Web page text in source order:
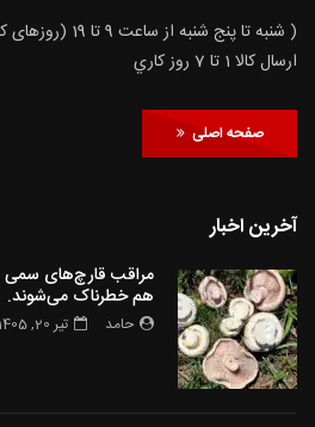
( شنبه تا پنج شنبه از ساعت 9 تا 19 (روزهای کاری))
ارسال كالا 1 تا 7 روز كاري
صفحه اصلی
آخرین اخبار
مراقب قارچ‌های سمی
هم خطرناک می‌شوند.
حامد تیر 20, 1405